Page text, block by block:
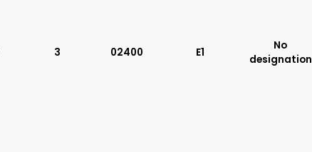
3 02400 E1
No
designation